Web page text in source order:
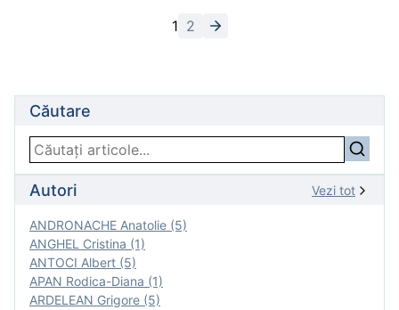
1 2
Căutare
Autori Vezi tot
ANDRONACHE Anatolie (5)
ANGHEL Cristina (1)
ANTOCI Albert (5)
APAN Rodica-Diana (1)
ARDELEAN Grigore (5)